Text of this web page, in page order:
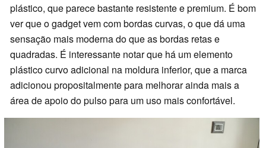
plástico, que parece bastante resistente e premium. É bom
ver que o gadget vem com bordas curvas, o que dá uma
sensação mais moderna do que as bordas retas e
quadradas. É interessante notar que há um elemento
plástico curvo adicional na moldura inferior, que a marca
adicionou propositalmente para melhorar ainda mais a
área de apoio do pulso para um uso mais confortável.